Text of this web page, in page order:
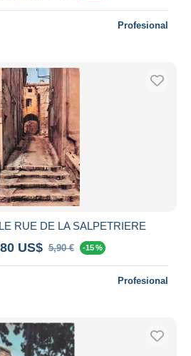
Profesional
RUE DE LA SALPETRIERE
US$ 5,90 € -15 %
Profesional